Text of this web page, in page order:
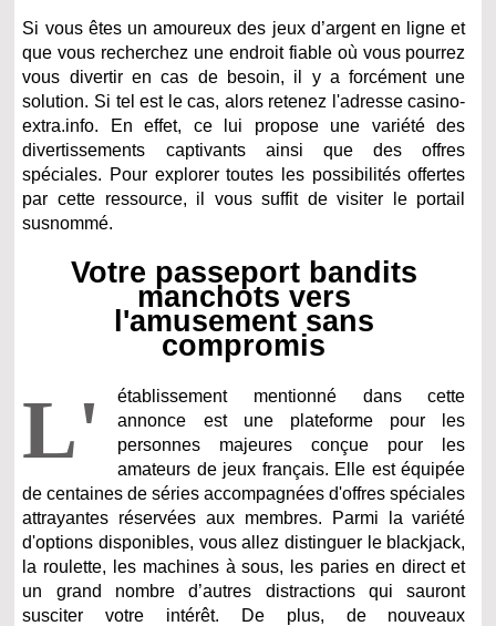
Si vous êtes un amoureux des jeux d’argent en ligne et
que vous recherchez une endroit fiable où vous pourrez
vous divertir en cas de besoin, il y a forcément une
solution. Si tel est le cas, alors retenez l'adresse casino-
extra.info. En effet, ce lui propose une variété des
divertissements captivants ainsi que des offres
spéciales. Pour explorer toutes les possibilités offertes
par cette ressource, il vous suffit de visiter le portail
susnommé.
Votre passeport bandits
manchots vers
l'amusement sans
compromis
L'
établissement mentionné dans cette
annonce est une plateforme pour les
personnes majeures conçue pour les
amateurs de jeux français. Elle est équipée
de centaines de séries accompagnées d'offres spéciales
attrayantes réservées aux membres. Parmi la variété
d'options disponibles, vous allez distinguer le blackjack,
la roulette, les machines à sous, les paries en direct et
un grand nombre d’autres distractions qui sauront
susciter votre intérêt. De plus, de nouveaux